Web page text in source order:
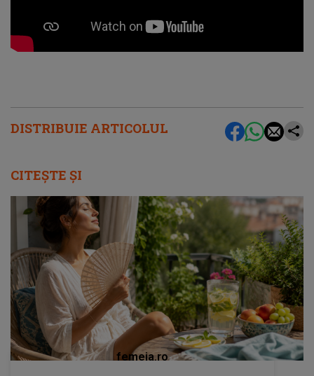
DISTRIBUIE ARTICOLUL
CITEȘTE ȘI
femeia.ro